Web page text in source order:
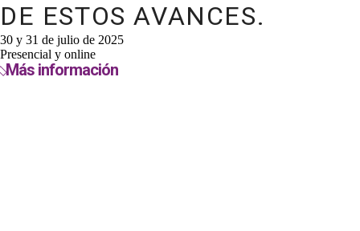
DE ESTOS AVANCES.
30 y 31 de julio de 2025
Presencial y online
Más información